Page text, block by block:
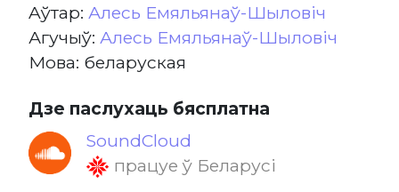
Aўтар: Алесь Емяльянаў-Шыловіч
Агучыў: Алесь Емяльянаў-Шыловіч
Мова: беларуская
Дзе паслухаць бясплатна
SoundCloud
працуе ў Беларусі